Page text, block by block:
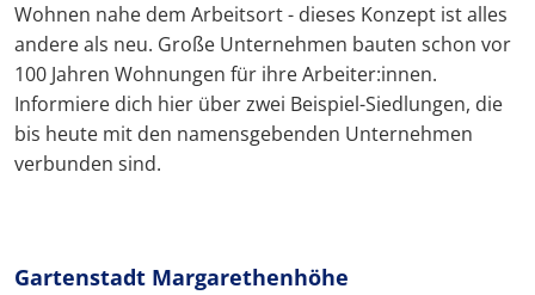
Wohnen nahe dem Arbeitsort - dieses Konzept ist alles
andere als neu. Große Unternehmen bauten schon vor
100 Jahren Wohnungen für ihre Arbeiter:innen.
Informiere dich hier über zwei Beispiel-Siedlungen, die
bis heute mit den namensgebenden Unternehmen
verbunden sind.
Gartenstadt Margarethenhöhe